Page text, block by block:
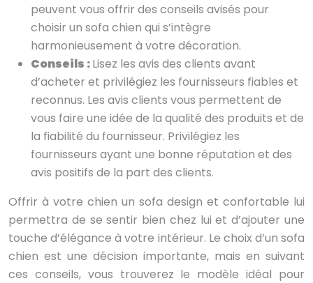
peuvent vous offrir des conseils avisés pour
choisir un sofa chien qui s’intègre
harmonieusement à votre décoration.
Conseils :Lisez les avis des clients avant
d’acheter et privilégiez les fournisseurs fiables et
reconnus. Les avis clients vous permettent de
vous faire une idée de la qualité des produits et de
la fiabilité du fournisseur. Privilégiez les
fournisseurs ayant une bonne réputation et des
avis positifs de la part des clients.
Offrir à votre chien un sofa design et confortable lui
permettra de se sentir bien chez lui et d’ajouter une
touche d’élégance à votre intérieur. Le choix d’un sofa
chien est une décision importante, mais en suivant
ces conseils, vous trouverez le modèle idéal pour